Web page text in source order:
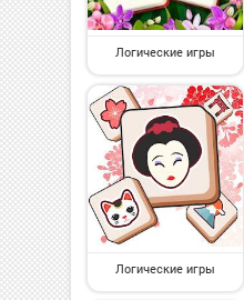
Логические игры
Логические игры